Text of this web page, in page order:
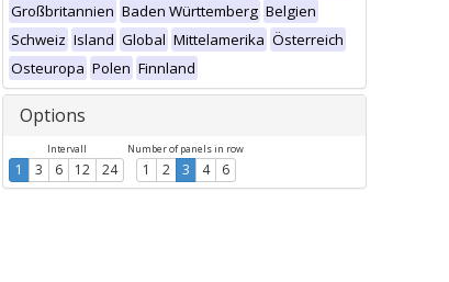
Großbritannien Baden Württemberg Belgien
Schweiz Island Global Mittelamerika Österreich
Osteuropa Polen Finnland
Options
Intervall
1 3 6 12 24
Number of panels in row
1 2 3 4 6